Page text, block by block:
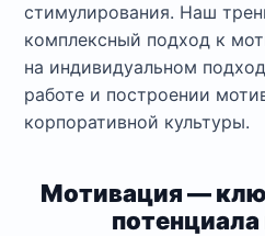
стимулирования. Наш
комплексный подход к
на индивидуальном
работе и построении
корпоративной культуры.
Мотивация —